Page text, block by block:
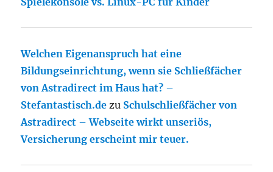
Welchen Eigenanspruch hat eine
Bildungseinrichtung, wenn sie Schließfächer
von Astradirect im Haus hat? –
Stefantastisch.de zu Schulschließfächer von
Astradirect – Webseite wirkt unseriös,
Versicherung erscheint mir teuer.